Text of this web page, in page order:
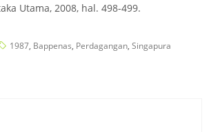
Utama, 2008, hal. 498-499.
1987, Bappenas, Perdagangan, Singapura